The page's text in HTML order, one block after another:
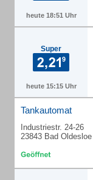
heute 18:51 Uhr
Super
heute 15:15 Uhr
Tankautomat
Industriestr. 24-26
23843 Bad Oldesloe